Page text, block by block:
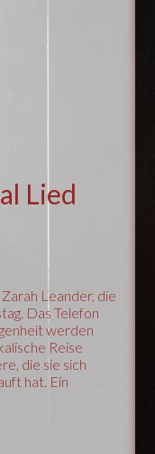
Lied
Leander, die
Das Telefon
werden
Reise
die sie sich
hat. Ein